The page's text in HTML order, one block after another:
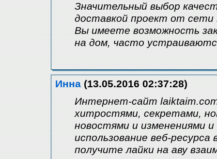
Значительный выбор
доставкой проект от сети
Вы имеете возможность
на дом, часто
Инна (13.05.2016 02:37:28)
Интернет-сайт
хитростями, секретами,
новостями и изменениями
использование веб-
получите лайки на аву